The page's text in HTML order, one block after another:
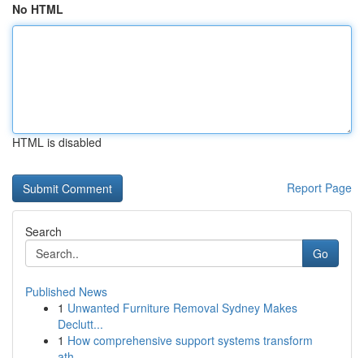
No HTML
HTML is disabled
Report Page
Search
Go
Published News
1 Unwanted Furniture Removal Sydney Makes
Declutt...
1 How comprehensive support systems transform